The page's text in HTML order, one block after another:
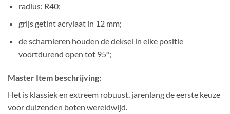
radius: R40;
grijs getint acrylaat in 12 mm;
de scharnieren houden de deksel in elke positie
voortdurend open tot 95°;
Master Item beschrijving:
Het is klassiek en extreem robuust, jarenlang de eerste keuze
voor duizenden boten wereldwijd.